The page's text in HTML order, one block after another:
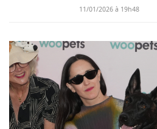
11/01/2026 à 19h48